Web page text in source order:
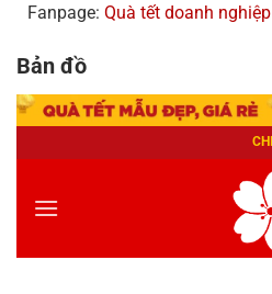
Fanpage: Quà tết doanh nghiệp
Bản đồ